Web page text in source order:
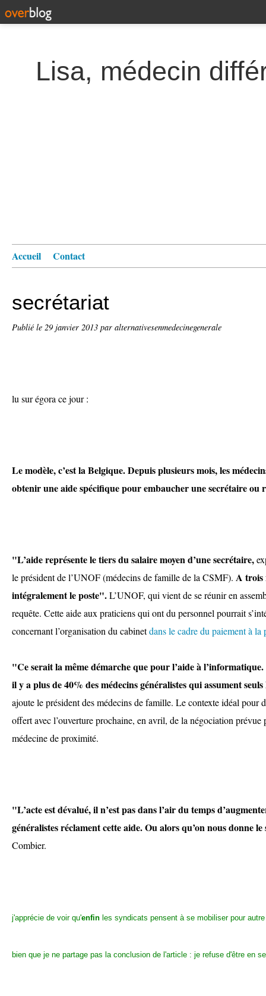
Lisa, médecin
Accueil Contact
secrétariat
Publié le 29 janvier 2013 par alternativesenmedecinegenerale
lu sur égora ce jour :
Le modèle, c’est la Belgique. Depuis plusieurs mois, les
obtenir une aide spécifique pour embaucher une secrétaire ou
"L’aide représente le tiers du salaire moyen d’une secrétaire,
le président de l’UNOF (médecins de famille de la CSMF). A trois
intégralement le poste".L’UNOF, qui vient de se réunir en
requête. Cette aide aux praticiens qui ont du personnel pourrait
concernant l’organisation du cabinetdans le cadre du paiement à la
"Ce serait la même démarche que pour l’aide à
il y a plus de 40% des médecins généralistes qui assument
ajoute le président des médecins de famille. Le contexte idéal pour
offert avec l’ouverture prochaine, en avril, de la négociation prévue
médecine de proximité.
"L’acte est dévalué, il n’est pas dans l’air du temps
généralistes réclament cette aide. Ou alors qu’on nous donne
Combier.
j'apprécie de voir qu'enfin les syndicats pensent à se mobiliser pour
bien que je ne partage pas la conclusion de l'article : je refuse d'être en